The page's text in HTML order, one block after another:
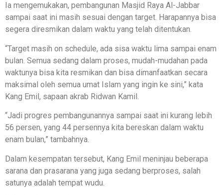
Ia mengemukakan, pembangunan Masjid Raya Al-Jabbar
sampai saat ini masih sesuai dengan target. Harapannya bisa
segera diresmikan dalam waktu yang telah ditentukan.
“Target masih on schedule, ada sisa waktu lima sampai enam
bulan. Semua sedang dalam proses, mudah-mudahan pada
waktunya bisa kita resmikan dan bisa dimanfaatkan secara
maksimal oleh semua umat Islam yang ingin ke sini,” kata
Kang Emil, sapaan akrab Ridwan Kamil.
“Jadi progres pembangunannya sampai saat ini kurang lebih
56 persen, yang 44 persennya kita bereskan dalam waktu
enam bulan,” tambahnya.
Dalam kesempatan tersebut, Kang Emil meninjau beberapa
sarana dan prasarana yang juga sedang berproses, salah
satunya adalah tempat wudu.